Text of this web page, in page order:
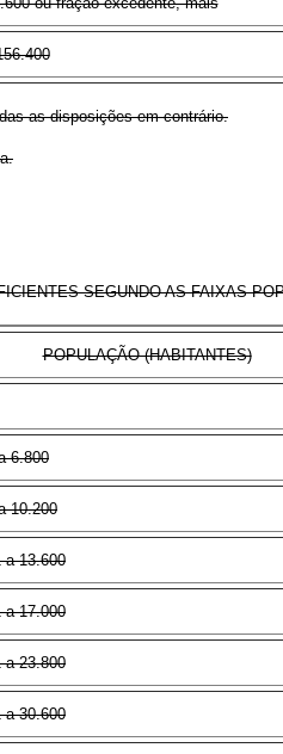
as disposições em contrário.
SEGUNDO AS FAIXAS
POPULAÇÃO (HABITANTES)
6.800
10.200
a 13.600
a 17.000
a 23.800
a 30.600